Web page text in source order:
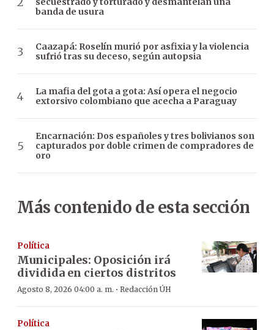
banda de usura
Caazapá: Roselín murió por asfixia y la violencia
sufrió tras su deceso, según autopsia
La mafia del gota a gota: Así opera el negocio
extorsivo colombiano que acecha a Paraguay
Encarnación: Dos españoles y tres bolivianos son
capturados por doble crimen de compradores de
oro
Más contenido de esta sección
Política
Municipales: Oposición irá
dividida en ciertos distritos
Agosto 8, 2026 04:00 a. m. · Redacción ÚH
Política